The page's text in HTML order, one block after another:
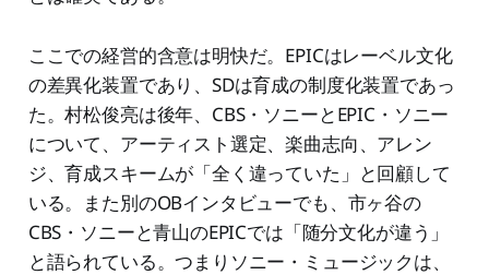
ここでの経営的含意は明快だ。EPICはレーベル文化
の差異化装置であり、SDは育成の制度化装置であっ
た。村松俊亮は後年、CBS・ソニーとEPIC・ソニー
について、アーティスト選定、楽曲志向、アレン
ジ、育成スキームが「全く違っていた」と回顧して
いる。また別のOBインタビューでも、市ヶ谷の
CBS・ソニーと青山のEPICでは「随分文化が違う」
と語られている。つまりソニー・ミュージックは、